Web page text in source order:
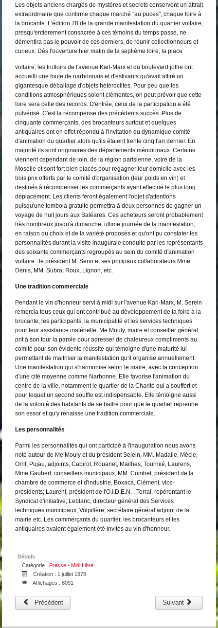
Les objets anciens chargés de mystères et secrets conservent un attrait
extraordinaire que confirme chaque marché "au puces", chaque foire à
la brocante. L'édition 78 de la grande manifestation du quartier voltaire,
presqu'entièrement consacrée à ces témoins du temps passé, ne
démentira pas le pouvoir de ces derniers, de réunir collectionneurs et
curieux. Dès l'ouverture hier matin de la septième foire, la place
voltaire, les trottoirs de l'avenue Karl-Marx et du boulevard joffre ont
accueilli une foule de narbonnais et d'estivants qu'avait attiré un
gigantesque déballage d'objets hétéroclites. Pour peu que les
conditions atmosphériques soient clémentes, on peut prévoir que cette
foire sera celle des records. D'entrée, celui de la participation a été
pulvérisé. C'est la récompense des précédents succès. Plus de
cinquante commerçants, des brocanteurs surtout et quelques
antiquaires ont en effet répondu à l'invitation du dynamique comité
d'animation du quartier alors qu'ils étaient trente cinq l'an dernier. En
majorité ils sont originaires des départements méridionaux. Certains
viennent cependant de loin, de la région parisienne, voire de la
Moselle et sont fort bien placés pour regagner leur domicile avec les
trois prix offerts par le comité d'organisation (leur poids en vin) et
destinés à récompenser les commerçants ayant effectué le plus long
déplacement. Les clients feront également l'objet d'attentions
puisqu'une tombola gratuite permettra à deux personnes de gagner un
voyage de huit jours aux Baléares. Ces acheteurs seront probablement
très nombreux jusqu'à dimanche, ultime journée de la manifestation,
en raison du choix et de la variété proposés et qu'ont pu constater les
personnalités durant la visite inaugurale conduite par les représentants
des soixante commerçants regroupés au sein du comité d'animation
voltaire : le président M. Serin et ses pricipaux collaborateurs Mme
Denis, MM. Subra, Roux, Lignon, etc.
Une tradition commerciale
Pendant le vin d'honneur servi à midi sur l'avenue Karl-Marx, M. Serein
remercia tous ceux qui ont contribué au développement de la foire à la
brocante, les participants, la municipalité et les services techniques
pour leur assistance matérielle. Me Mouly, maire et conseiller général,
prit à son tour la parole pour adresser de chaleureux compliments au
comité pour son évidente réussite qui témoigne d'une maturité lui
permettant de maitriser la manifestation qu'il organise annuellement.
Une manifestation qui s'harmonise selon le maire, avec la conception
d'une cité moyenne comme Narbonne. Elle favorise l'animation du
centre de la ville, notamment le quartier de la Charité qui a souffert et
pour lequel un second souffle est indispensable. Elle témoigne aussi
de la volonté des habitants de se battre pour que le quartier reprenne
son essor et qu'y renaisse une tradition commerciale.
Les personnalités
Parmi les personnalités qui ont participé à l'inauguration nous avons
noté autour de Me Mouly et du président Selein, MM. Madalle, Mècle,
Orrit, Pujau, adjoints; Cabirol, Rouanet, Mailhes, Tourniié, Laurens,
Mme Gaubert, conseillers municipaux, MM. Combet, président de la
chambre de commerce et d'industrie, Boxaca, Clément, vice-
présidents; Laurent, président de l'O.I.D.E.N. . Terral, repérentant le
Syndicat d'initiative; Leblanc, directeur général des Services
techniques municipaux, Volpillère, secrétaire général adjoint de la
mairie etc. Les commerçants du quartier, les brocanteurs et les
antiquaires avaient également été invités au vin d'honneur.
Détails
Catégorie : Presse - Midi Libre
Création : 1 juillet 1978
Affichages : 8091
Précédent Suivant